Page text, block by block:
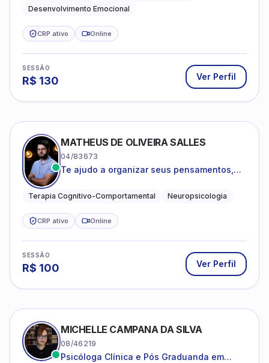
Desenvolvimento Emocional
CRP ativo Online
SESSÃO
R$ 130 Ver Perfil
MATHEUS DE OLIVEIRA SALLES
04/83673
Te ajudo a organizar seus pensamentos,
clareza e sentido, com uma terapia
Terapia Cognitivo-Comportamental Neuropsicologia
CRP ativo Online
SESSÃO
R$ 100 Ver Perfil
MICHELLE CAMPANA DA SILVA
08/46219
Psicóloga Clínica e Pós Graduanda em